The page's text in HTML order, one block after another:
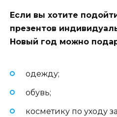
Если вы хотите
презентов
Новый год можно
одежду;
обувь;
косметику по уходу